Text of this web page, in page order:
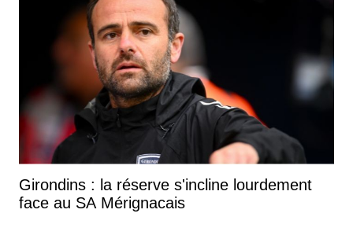
Girondins : la réserve s'incline lourdement
face au SA Mérignacais